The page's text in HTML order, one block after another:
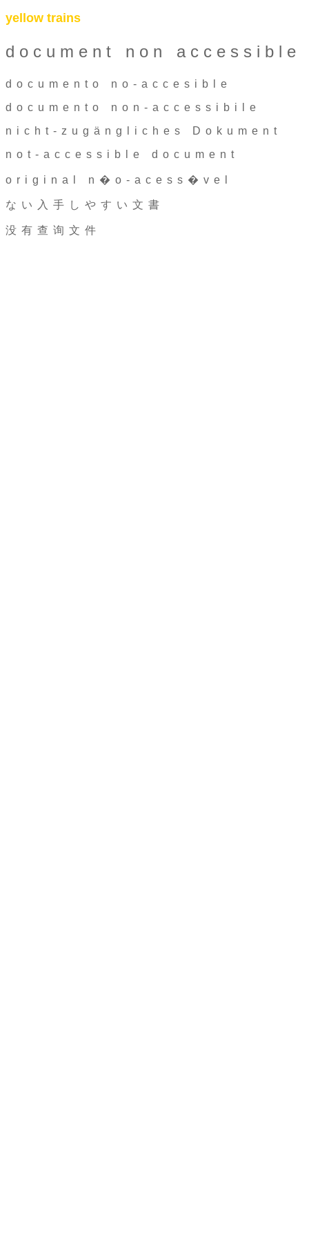
yellow trains
document non accessible
documento no-accesible
documento non-accessibile
nicht-zugängliches Dokument
not-accessible document
original n�o-acess�vel
ない入手しやすい文書
没有查询文件